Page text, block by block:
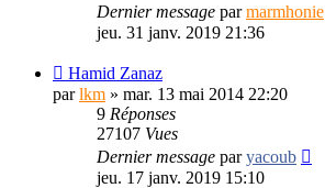
Dernier message parmarmhonie
jeu. 31 janv. 2019 21:36
Hamid Zanaz
parlkm » mar. 13 mai 2014 22:20
9 Réponses
27107 Vues
Dernier message paryacoub
jeu. 17 janv. 2019 15:10